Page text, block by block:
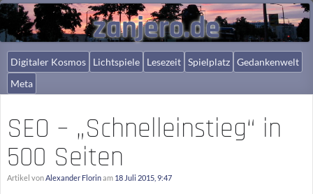
zanjero.de
Digitaler Kosmos Lichtspiele Lesezeit Spielplatz Gedankenwelt
Meta
SEO – „Schnelleinstieg“ in
500 Seiten
Artikel vonAlexander Florinam 18 Juli 2015, 9:47